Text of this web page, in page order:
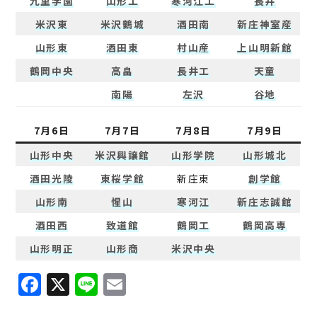
米沢東
米沢鶴城 酒田南
新庄神室産
山形東
酒田東 村山産
上山明新館
鶴岡中央
高畠 長井工
天童
南陽
左沢 谷地
7月6日 7月7日 7月8日
7月9日
山形中央
米沢興譲館 山形学院
山形城北
酒田光陵
東桜学館 新庄東
創学館
山形南
惺山 寒河江
新庄志誠館
酒田西
致道館 鶴岡工
鶴岡高専
山形明正
山形商 米沢中央
F
a
X Li
n